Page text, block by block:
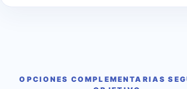
OPCIONES COMPLEMENTARIAS